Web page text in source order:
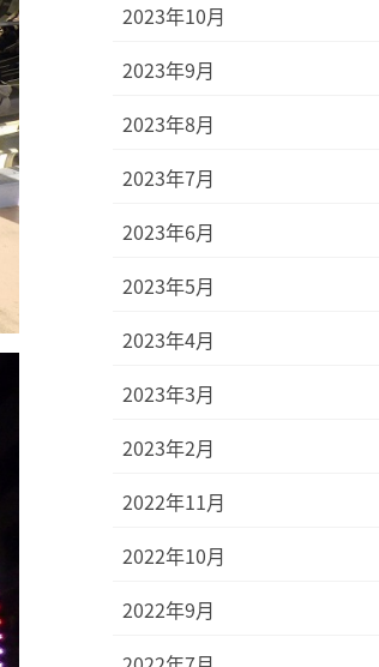
2023年10月
2023年9月
2023年8月
2023年7月
2023年6月
2023年5月
2023年4月
2023年3月
2023年2月
2022年11月
2022年10月
2022年9月